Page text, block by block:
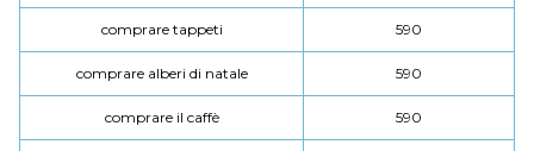
comprare tappeti 590
comprare alberi di natale 590
comprare il caffè 590